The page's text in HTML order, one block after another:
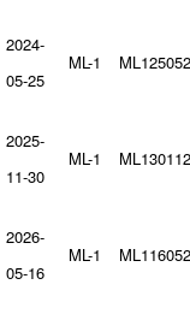
2024-
05-25
ML-1
2025-
11-30
ML-1
2026-
05-16
ML-1